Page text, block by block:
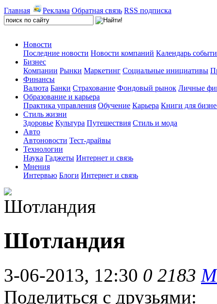
Главная Реклама Обратная связь RSS подписка
Новости
Последние новости Новости компаний Календарь
Бизнес
Компании Рынки Маркетинг Социальные инициативы
Финансы
Валюта Банки Страхование Фондовый рынок Личные
Образование и карьера
Практика управления Обучение Карьера Книги для
Стиль жизни
Здоровье Культура Путешествия Стиль и мода
Авто
Автоновости Тест-драйвы
Технологии
Наука Гаджеты Интернет и связь
Мнения
Интервью Блоги Интернет и связь
Шотландия
3-06-2013, 12:30 0 2183
Поделиться с друзьями: